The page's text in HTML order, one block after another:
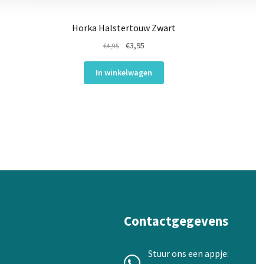
Horka Halstertouw Zwart
€4,95
Oorspronkelijke
was:
€4,95.
€3,95
is:
€3,95.
In winkelwagen
Contactgegevens
Stuur ons een appje: